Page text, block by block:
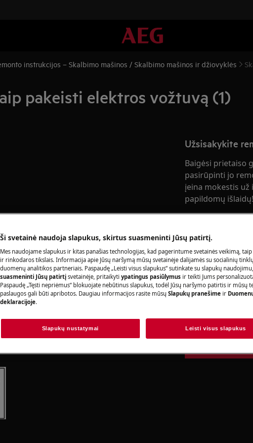
instrukcijos – Skalbimo mašinos / Skalbimo mašinos ir džiovyklės
pakeisti elektros vožtuvą (1)
vadovo saugos informaciją prieš
operacijas.
darbą, išjunkite prietaisą ir atjunkite
Užsisakykite
Baigėsi prietaiso
pasirūpinti jo
įeina mokestis už
papildomų išlaidų!
Užsisakykite
Raskite savo
Spręskite
dokumentacijos
Ši svetainė naudoja slapukus, skirtus suasmeninti Jūsų patirtį.
Mes naudojame slapukus ir kitas panašias technologijas, kad pagerintume svetainės veikimą,
ir rinkodaros tikslais. Informacija apie Jūsų naršymą mūsų svetainėje dalijamės su socialinių
duomenų analitikos partneriais. Paspaudę „Leisti visus slapukus“ sutinkate su slapukų
suasmeninti Jūsų patirtį svetainėje, pritaikyti ypatingus pasiūlymus ir teikti Jums
Paspaudę „Tęsti nepriėmus“ blokuojate nebūtinus slapukus, todėl Jūsų naršymo patirtis ir mūsų
paslaugos gali būti apribotos. Daugiau informacijos rasite mūsų Slapukų pranešime ir
deklaracijoje.
Slapukų nustatymai Leisti visus slapukus